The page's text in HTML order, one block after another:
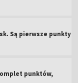
Są pierwsze punkty
punktów,